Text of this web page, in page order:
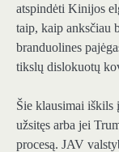
atspindėti Kinijos
taip, kaip anksčiau
branduolines
tikslų dislokuotų
Šie klausimai iškils
užsitęs arba jei
procesą. JAV